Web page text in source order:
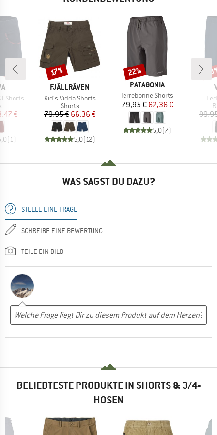
Shorts
Preis
€
(1)
MARKE
FJÄLLRÄVEN
Artikel
Kid's Vidda Shorts
Produktgruppe
Shorts
Preis
79,95 €reduzierter Preis
66,36 €
5,0(12)
Rabatt
17%
MARKE
PATAGONIA
Artikel
Terrebonne Shorts
Preis
79,95 €reduzierter Preis
62,36 €
5,0(7)
Rabatt
22%
WAS SAGST DU DAZU?
STELLE EINE FRAGE
SCHREIBE EINE BEWERTUNG
TEILE EIN BILD
BELIEBTESTE PRODUKTE IN SHORTS & 3/4-
HOSEN